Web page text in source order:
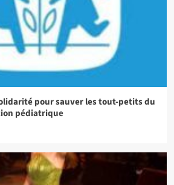
pour sauver les tout-petits du
pédiatrique